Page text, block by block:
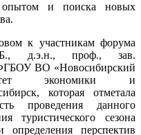
опытом и поиска новых
к участникам форума
д.э.н., проф., зав.
ФГБОУ ВО «Новосибирский
экономики и
которая отметала
проведения данного
туристического сезона
перспектив